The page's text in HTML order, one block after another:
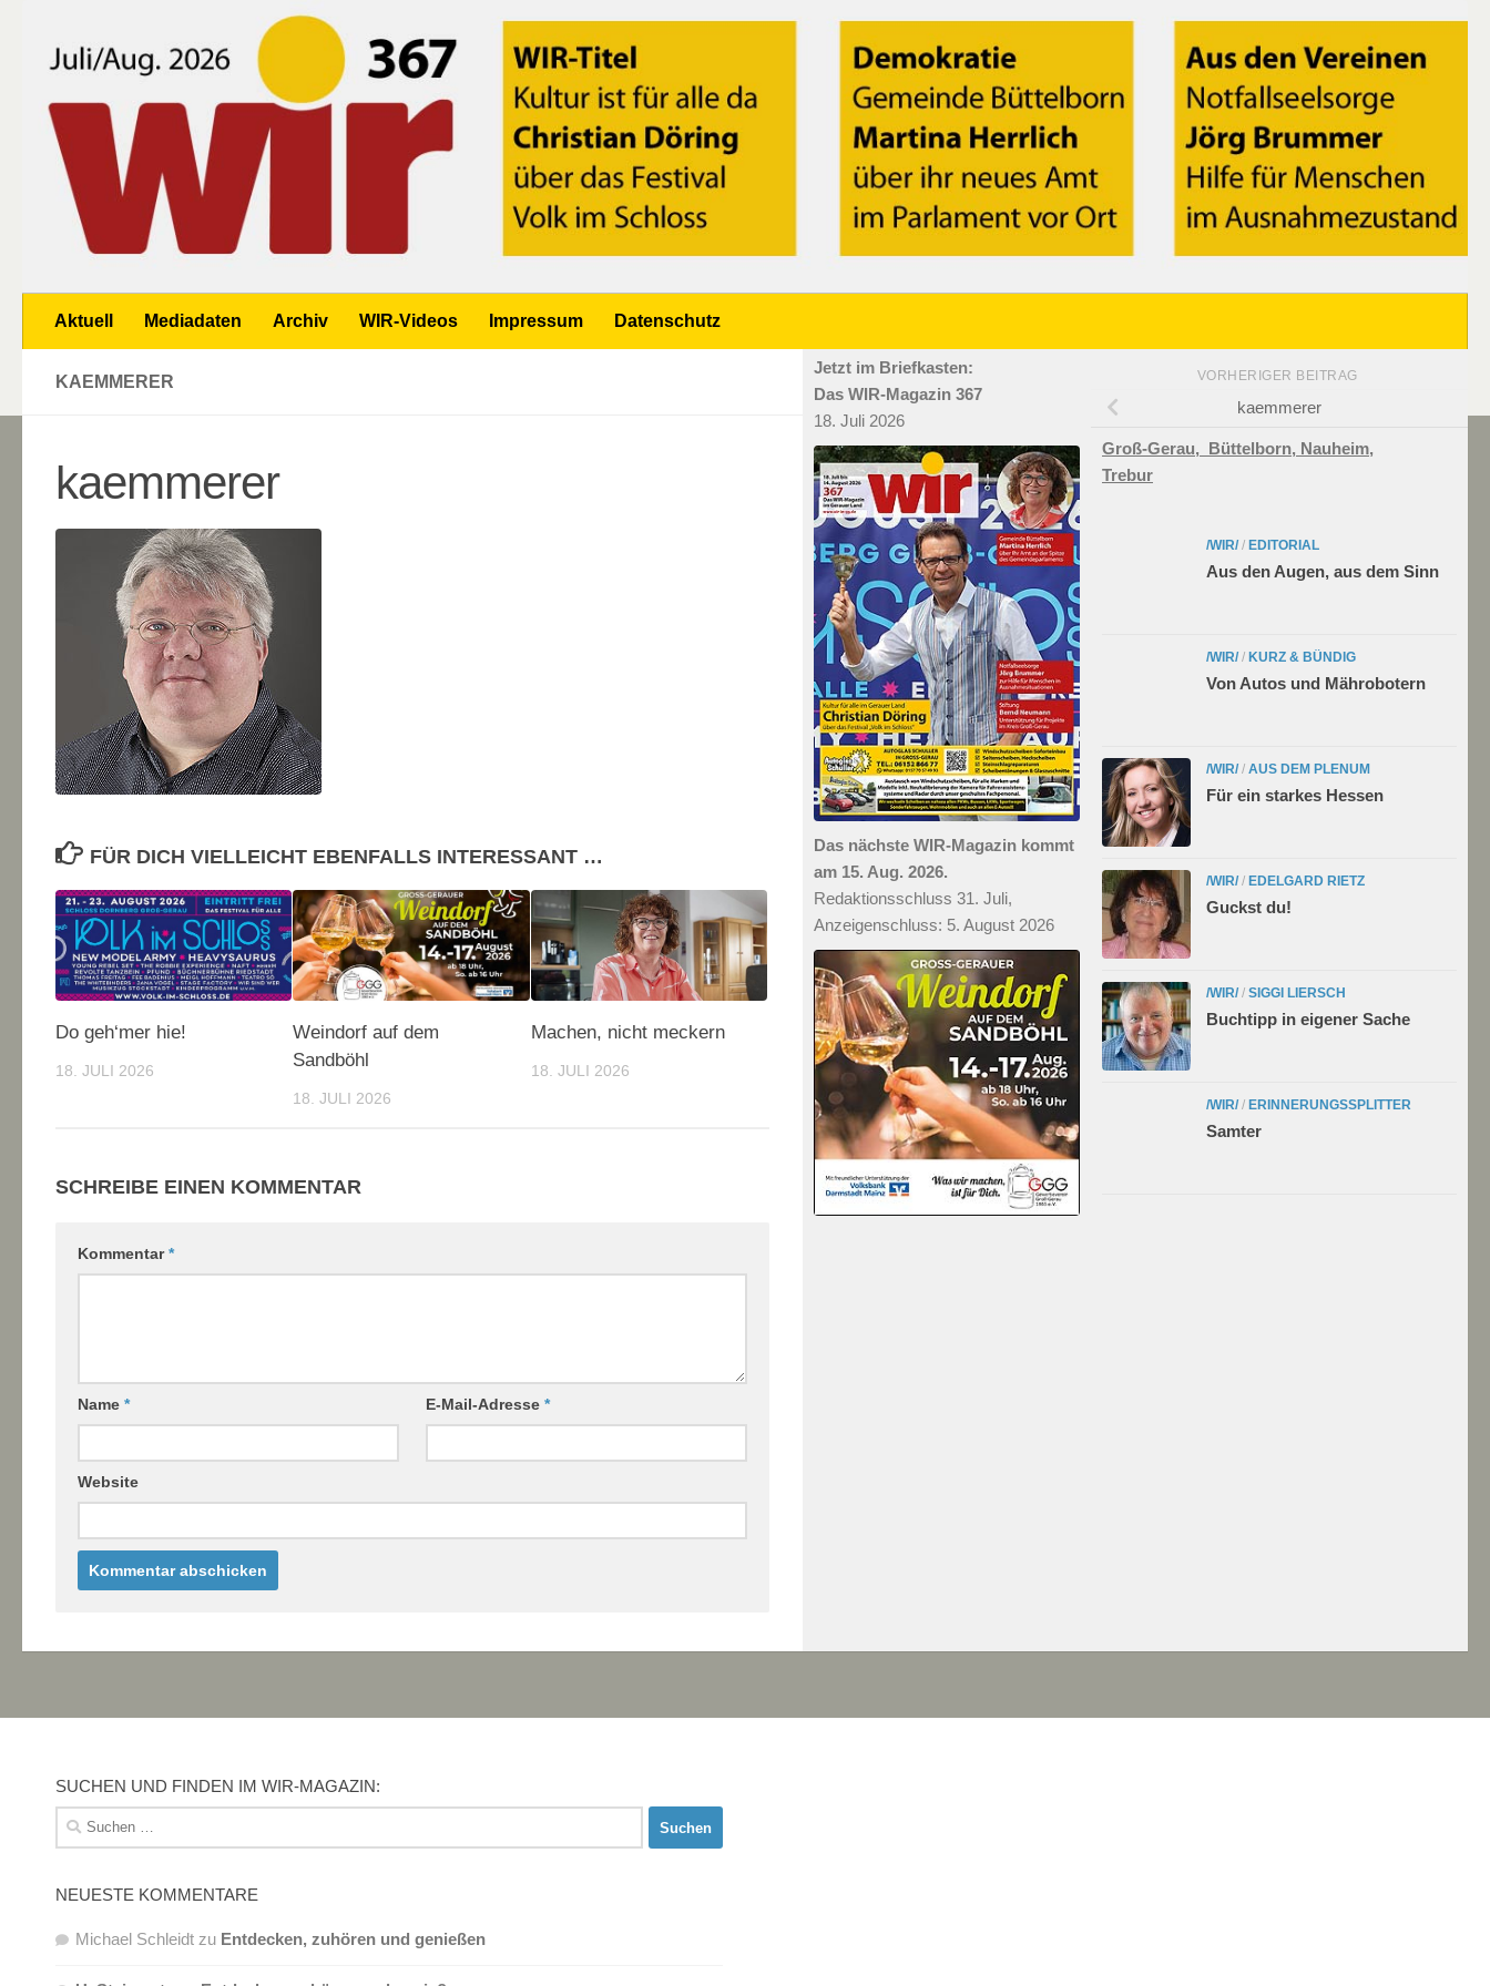
Aktuell Mediadaten Archiv WIR-Videos Impressum Datenschutz
KAEMMERER
kaemmerer
FÜR DICH VIELLEICHT EBENFALLS INTERESSANT …
Do geh‘mer hie!
18. JULI 2026
Weindorf auf dem
Sandböhl
18. JULI 2026
Machen, nicht meckern
18. JULI 2026
SCHREIBE EINEN KOMMENTAR
Kommentar*
Name * E-Mail-Adresse*
Website
VORHERIGER BEITRAG
kaemmerer
Groß-Gerau, Büttelborn, Nauheim,
Trebur
/WIR/ / EDITORIAL
Aus den Augen, aus dem Sinn
/WIR/ / KURZ & BÜNDIG
Von Autos und Mährobotern
/WIR/ / AUS DEM PLENUM
Für ein starkes Hessen
/WIR/ / EDELGARD RIETZ
Guckst du!
/WIR/ / SIGGI LIERSCH
Buchtipp in eigener Sache
/WIR/ / ERINNERUNGSSPLITTER
Samter
Jetzt im Briefkasten:
Das WIR-Magazin 367
18. Juli 2026
Das nächste WIR-Magazin kommt
am 15. Aug. 2026.
Redaktionsschluss 31. Juli,
Anzeigenschluss: 5. August 2026
SUCHEN UND FINDEN IM WIR-MAGAZIN:
Suchen
nach:
NEUESTE KOMMENTARE
Michael Schleidt zu Entdecken, zuhören und genießen